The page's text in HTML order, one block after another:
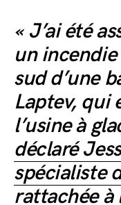
« J’ai été
un
sud d’une
Laptev, qui
l’usine à
déclaré
spécialiste
rattachée à